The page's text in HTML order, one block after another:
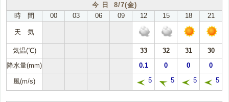
今 日 8/7(金)
時 間
00 03 06 09 12 15 18 21
天 気
気温(℃) 33 32 31
30
降水量(mm)
0.1 0 0 0
風(m/s) 5 5 5 5